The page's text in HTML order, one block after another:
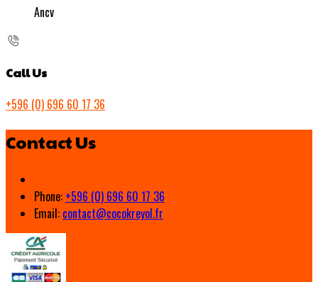
Ancv
Call Us
+596 (0) 696 60 17 36
Contact Us
Phone: +596 (0) 696 60 17 36
Email: contact@cocokreyol.fr